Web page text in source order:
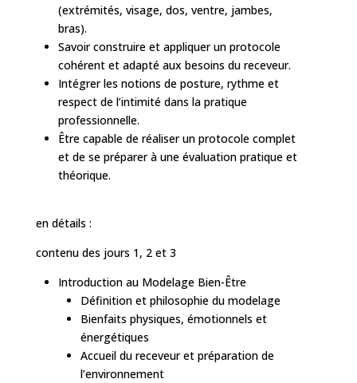
(extrémités, visage, dos, ventre, jambes,
bras).
Savoir construire et appliquer un protocole
cohérent et adapté aux besoins du receveur.
Intégrer les notions de posture, rythme et
respect de l’intimité dans la pratique
professionnelle.
Être capable de réaliser un protocole complet
et de se préparer à une évaluation pratique et
théorique.
en détails :
contenu des jours 1, 2 et 3
Introduction au Modelage Bien-Être
Définition et philosophie du modelage
Bienfaits physiques, émotionnels et
énergétiques
Accueil du receveur et préparation de
l’environnement